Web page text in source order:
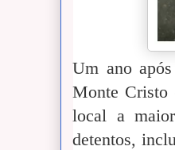
Um ano
Monte Cristo
local a
detentos,